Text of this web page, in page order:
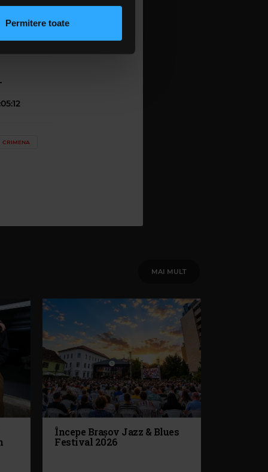
cu privire la modul în
urma folosirii serviciilor
Permitere toate
CRIMENA
MAI MULT
Începe Brașov Jazz & Blues
Festival 2026